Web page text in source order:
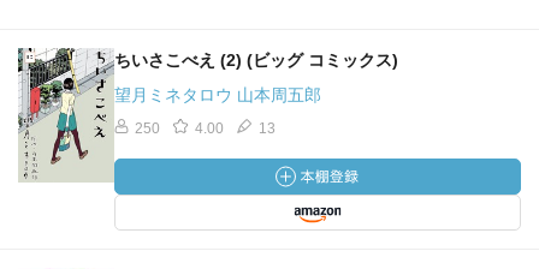
ちいさこべえ (2) (ビッグ コミックス)
望月ミネタロウ 山本周五郎
250 4.00 13